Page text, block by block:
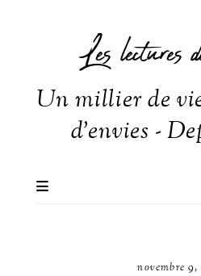
Les lectures
Un millier de
d'envies -
novembre 9,